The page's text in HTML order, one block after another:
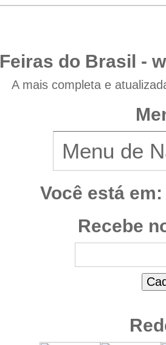
Feiras do Brasil -
A mais completa e
Você está em:
Recebe